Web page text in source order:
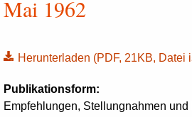
Mai 1962
Herunterladen (PDF, 21KB, Datei
Publikationsform:
Empfehlungen, Stellungnahmen